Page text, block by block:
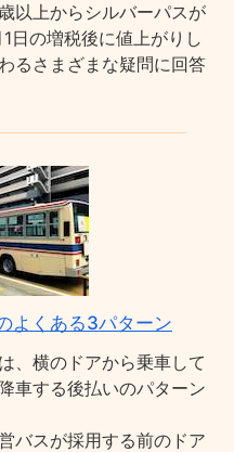
以上からシルバーパスが
日の増税後に値上がりし
るさまざまな疑問に回答
よくある3パターン
、横のドアから乗車して
車する後払いのパターン
バスが採用する前のドア